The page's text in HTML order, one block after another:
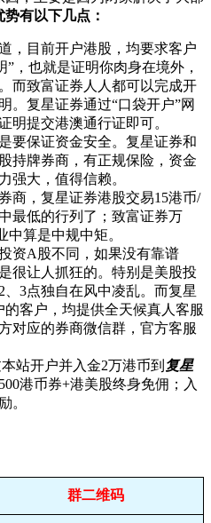
势有以下几点：
，目前开户港股，均要求客户
，也就是证明你肉身在境外，
而致富证券人人都可以完成开
。复星证券通过“口袋开户”网
明提交港澳通行证即可。
要保证资金安全。复星证券和
持牌券商，有正规保险，资金
强大，值得信赖。
商，复星证券港股交易15港币/
最低的行列了；致富证券万
中算是中规中矩。
资A股不同，如果没有靠谱
很让人抓狂的。特别是美股投
3点独自在风中凌乱。而复星
客户，均提供全天候真人客服
对应的券商微信群，官方客服
站开户并入金2万港币到 复星
港币券+港美股终身免佣；入
。
群二维码